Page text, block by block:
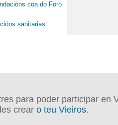
coa do Foro
sanitarias
para poder participar en
crear o teu Vieiros.